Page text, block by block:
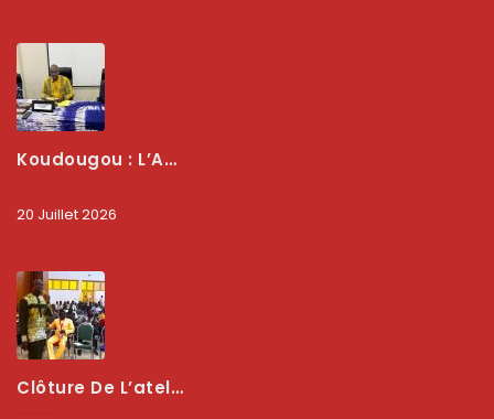
Koudougou : L’ARCEP Renforce Le Dialogue Avec Les Associations De Consommateurs Pour Mieux Protéger Les Usagers
20 Juillet 2026
Clôture De L’atelier National : L’ARCEP Et Les Collectivités Territoriales Consolident Leur Partenariat Pour Booster La Qualité Des Services Numériques